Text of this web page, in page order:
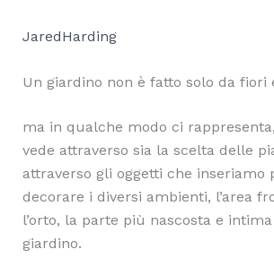
JaredHarding
Un giardino non è fatto solo da fiori
ma in qualche modo ci
vede attraverso sia la scelta delle
attraverso gli oggetti che inseriamo
decorare i diversi ambienti, l’area
l’orto, la parte più nascosta e
giardino.